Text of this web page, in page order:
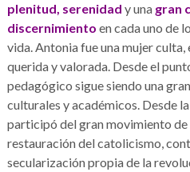
plenitud, serenidad y una gran
discernimiento en cada uno de
vida. Antonia fue una mujer
querida y valorada. Desde el
pedagógico sigue siendo una
culturales y académicos. Desde
participó del gran movimiento
restauración del catolicismo,
secularización propia de la